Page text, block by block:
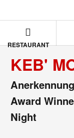
RESTAURANT
KEB'
Award
Night